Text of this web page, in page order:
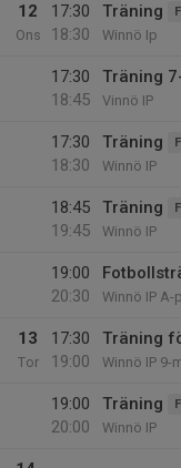
12
Ons
17:30
18:30
Träning
Winnö Ip
17:30
18:45
Träning
Vinnö IP
17:30
18:30
Träning
Winnö IP
18:45
19:45
Träning
Winnö IP
19:00
20:30
Winnö IP A-
13
Tor
17:30
19:00
Träning
Winnö IP 9-
19:00
20:00
Träning
Winnö IP